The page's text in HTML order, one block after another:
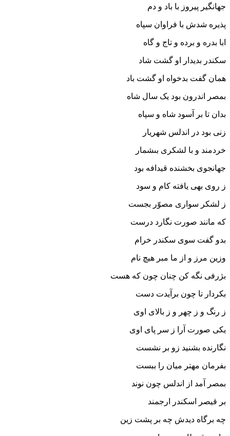
جهانگیر پیروز با باد و دم‏
پذیره شدش با فراوان سپاه
ابا بدره و برده و تاج و گاه‏
سکندر بدیدار او گشت شاد
همان گفت بدخواه او گشت باد
بمصر اندرون بود یک سال شاه
بدان تا بر آسود شاه و سپاه‏
زنى بود در اندلس شهریار
خردمند و با لشکرى بى‏شمار
جهانجوى بخشنده قیدافه بود
ز روى بهى یافته کام و سود
ز لشکر سوارى مصوّر بجست
که مانند صورت نگارد درست‏
بدو گفت سوى سکندر خرام
وزین مرز و از ما مبر هیچ نام‏
بژرفى نگه کن چنان چون که هست
بکردار تا چون برآیدت دست‏
ز رنگ و ز چهر و ز بالاى اوى
یکى صورت آرا ز سر پاى اوى‏
نگارنده بشنید زو بر نشست
بفرمان مهتر میان را ببست‏
بمصر آمد از اندلس چون نوند
بر قیصر اسکندر ارجمند
چه برگاه دیدش چه بر پشت زین